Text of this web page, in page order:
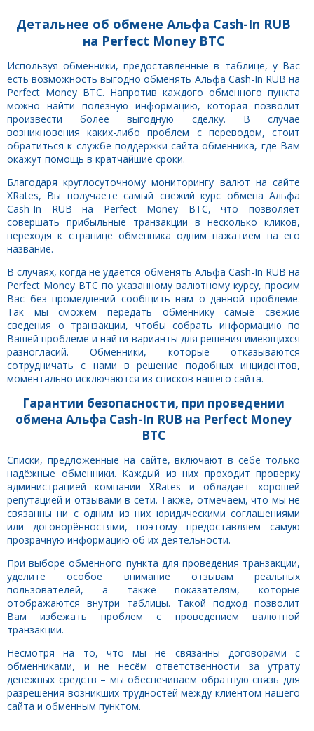
Детальнее об обмене Альфа Cash-In RUB
на Perfect Money BTC
Используя обменники, предоставленные в таблице, у Вас
есть возможность выгодно обменять Альфа Cash-In RUB на
Perfect Money BTC. Напротив каждого обменного пункта
можно найти полезную информацию, которая позволит
произвести более выгодную сделку. В случае
возникновения каких-либо проблем с переводом, стоит
обратиться к службе поддержки сайта-обменника, где Вам
окажут помощь в кратчайшие сроки.
Благодаря круглосуточному мониторингу валют на сайте
XRates, Вы получаете самый свежий курс обмена Альфа
Cash-In RUB на Perfect Money BTC, что позволяет
совершать прибыльные транзакции в несколько кликов,
переходя к странице обменника одним нажатием на его
название.
В случаях, когда не удаётся обменять Альфа Cash-In RUB на
Perfect Money BTC по указанному валютному курсу, просим
Вас без промедлений сообщить нам о данной проблеме.
Так мы сможем передать обменнику самые свежие
сведения о транзакции, чтобы собрать информацию по
Вашей проблеме и найти варианты для решения имеющихся
разногласий. Обменники, которые отказываются
сотрудничать с нами в решение подобных инцидентов,
моментально исключаются из списков нашего сайта.
Гарантии безопасности, при проведении
обмена Альфа Cash-In RUB на Perfect Money
BTC
Списки, предложенные на сайте, включают в себе только
надёжные обменники. Каждый из них проходит проверку
администрацией компании XRates и обладает хорошей
репутацией и отзывами в сети. Также, отмечаем, что мы не
связанны ни с одним из них юридическими соглашениями
или договорённостями, поэтому предоставляем самую
прозрачную информацию об их деятельности.
При выборе обменного пункта для проведения транзакции,
уделите особое внимание отзывам реальных
пользователей, а также показателям, которые
отображаются внутри таблицы. Такой подход позволит
Вам избежать проблем с проведением валютной
транзакции.
Несмотря на то, что мы не связанны договорами с
обменниками, и не несём ответственности за утрату
денежных средств – мы обеспечиваем обратную связь для
разрешения возникших трудностей между клиентом нашего
сайта и обменным пунктом.